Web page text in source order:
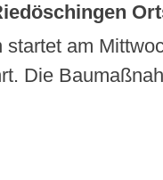
am
Die